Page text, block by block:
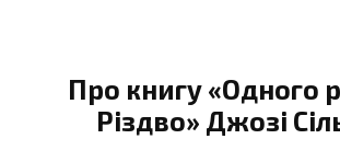
Про книгу «Одного
Різдво» Джозі